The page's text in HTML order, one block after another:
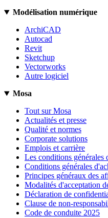
Modélisation numérique
ArchiCAD
Autocad
Revit
Sketchup
Vectorworks
Autre logiciel
Mosa
Tout sur Mosa
Actualités et presse
Qualité et normes
Corporate solutions
Emplois et carrière
Les conditions générales
Conditions générales
Principes généraux des
Modalités d'acceptation
Déclaration de
Clause de non-
Code de conduite 2025